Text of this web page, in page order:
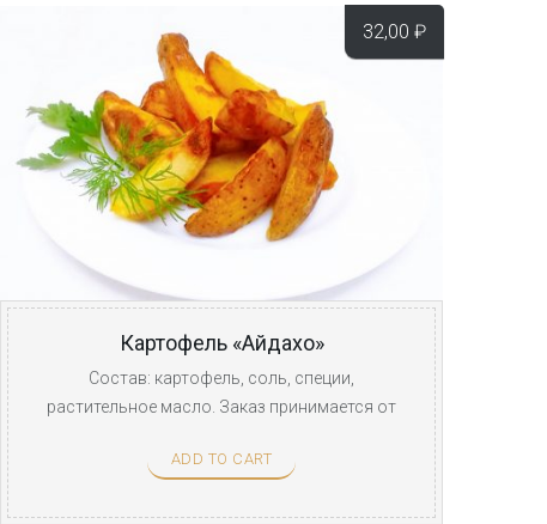
32,00 ₽
Картофель «Айдахо»
Состав: картофель, соль, специи,
растительное масло. Заказ принимается от
ADD TO CART